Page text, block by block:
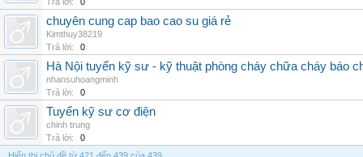
chuyên cung cap bao cao su giá rẻ
Kimthuy38219
Trả lời:
0
Hà Nội tuyển kỹ sư - kỹ thuật phòng cháy chữa cháy báo
nhansuhoangminh
Trả lời:
0
Tuyển kỹ sư cơ điện
chinh trung
Trả lời:
0